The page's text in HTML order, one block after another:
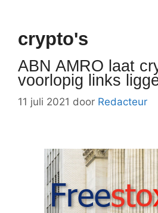
crypto's
ABN AMRO laat
voorlopig links
11 juli 2021 door Redacteur